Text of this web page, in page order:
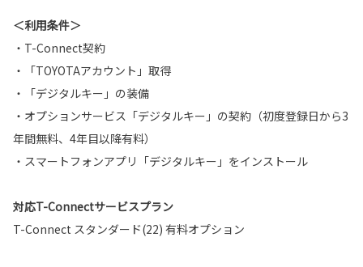
＜利用条件＞
・T-Connect契約
・「TOYOTAアカウント」取得
・「デジタルキー」の装備
・オプションサービス「デジタルキー」の契約（初度登録日から3
年間無料、4年目以降有料）
・スマートフォンアプリ「デジタルキー」をインストール
対応T-Connectサービスプラン
T-Connect スタンダード(22) 有料オプション